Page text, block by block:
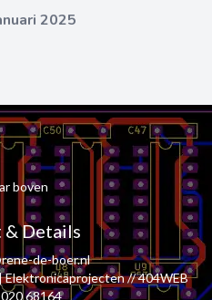
2025
boven
& Details
de-boer.nl
Elektronicaprojecten // 404WEB
020 68164